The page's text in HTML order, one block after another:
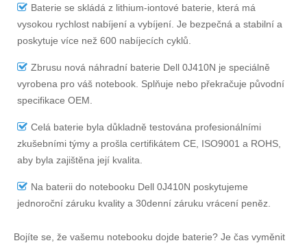
Baterie se skládá z lithium-iontové baterie, která má
vysokou rychlost nabíjení a vybíjení. Je bezpečná a stabilní a
poskytuje více než 600 nabíjecích cyklů.
Zbrusu nová náhradní baterie Dell 0J410N je speciálně
vyrobena pro váš notebook. Splňuje nebo překračuje původní
specifikace OEM.
Celá baterie byla důkladně testována profesionálními
zkušebními týmy a prošla certifikátem CE, ISO9001 a ROHS,
aby byla zajištěna její kvalita.
Na baterii do notebooku Dell 0J410N poskytujeme
jednoroční záruku kvality a 30denní záruku vrácení peněz.
Bojíte se, že vašemu notebooku dojde baterie? Je čas vyměnit